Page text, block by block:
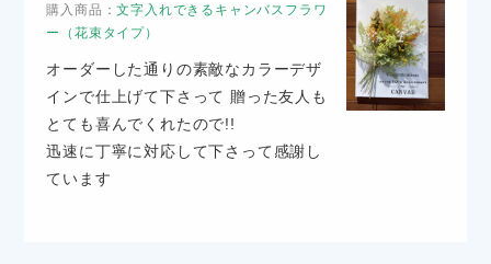
購入商品：文字入れできるキャンバスフラワ
ー（花束タイプ）
オーダーした通りの素敵なカラーデザ
インで仕上げて下さって 贈った友人も
とても喜んでくれたので!!
迅速に丁寧に対応して下さって感謝し
ています